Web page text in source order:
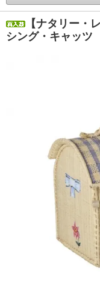
【ナタリー・
シング・キャッ